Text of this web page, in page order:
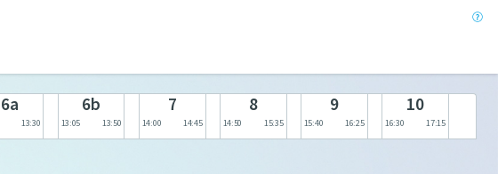
6a
13:30
6b
13:05 13:50
7
14:00 14:45
8
14:50 15:35
9
15:40 16:25
10
16:30 17:15